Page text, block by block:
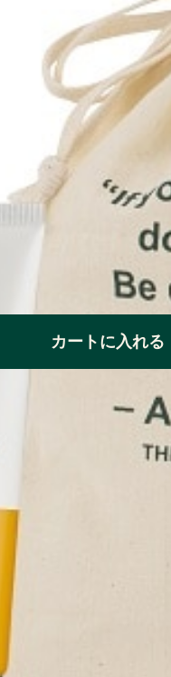
カートに入れる
る
の95％自然由来成分、ジェル
ツヤのあるなめらかな肌へ洗